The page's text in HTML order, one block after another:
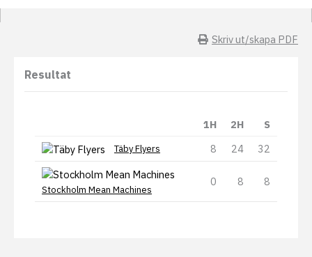
Skriv ut/skapa PDF
Resultat
1H 2H S
Täby Flyers 8 24 32
Stockholm Mean Machines
0 8 8